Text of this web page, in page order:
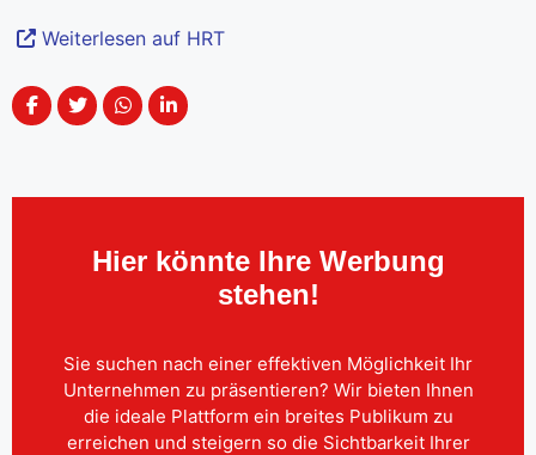
Weiterlesen auf HRT
Hier könnte Ihre Werbung
stehen!
Sie suchen nach einer effektiven Möglichkeit Ihr
Unternehmen zu präsentieren? Wir bieten Ihnen
die ideale Plattform ein breites Publikum zu
erreichen und steigern so die Sichtbarkeit Ihrer